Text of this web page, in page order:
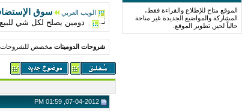
الموقع متاح للإطلاع والقراءة فقط،
المشاركة والمواضيع الجديدة غير متاحة
حالياً لحين تطوير الموقع.
الويب العربي سوق
دومين يصلح لكل شي للبيع
شروحات الدومينات مخصص للشروحات